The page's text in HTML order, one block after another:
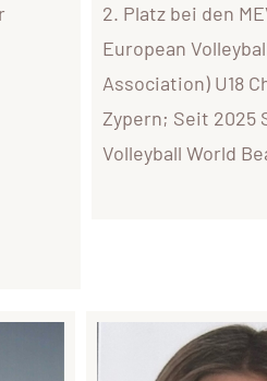
2. Platz bei den
European
Association) U18
Zypern; Seit 2025
Volleyball World